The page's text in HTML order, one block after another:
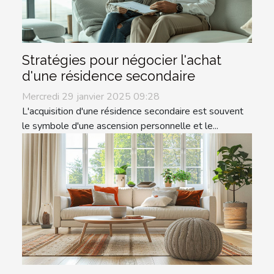
Stratégies pour négocier l'achat
d'une résidence secondaire
Mercredi 29 janvier 2025 09:28
L'acquisition d'une résidence secondaire est souvent
le symbole d'une ascension personnelle et le...